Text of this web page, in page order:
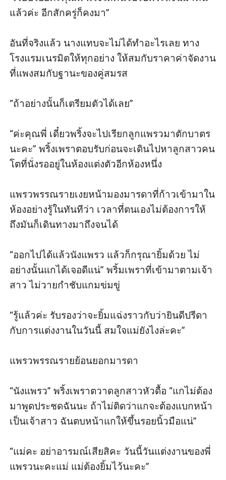
แล้วค่ะ อีกสักครู่ก็คงมา”
อันที่จริงแล้ว นางแทบจะไม่ได้ทำอะไรเลย ทาง
โรงแรมเนรมิตให้ทุกอย่าง ให้สมกับราคาค่าจัดงาน
ที่แพงสมกับฐานะของคู่สมรส
“ถ้าอย่างนั้นก็เตรียมตัวได้เลย”
“ค่ะคุณพี่ เดี๋ยวพริ้งจะไปเรียกลูกแพรวมาตักบาตร
นะคะ” พริ้งเพราตอบรับก่อนจะเดินไปหาลูกสาวคน
โตที่นั่งรออยู่ในห้องแต่งตัวอีกห้องหนึ่ง
แพรวพรรณรายเงยหน้ามองมารดาที่ก้าวเข้ามาใน
ห้องอย่างรู้ในทันทีว่า เวลาที่ตนเองไม่ต้องการให้
ถึงมันก็เดินทางมาถึงจนได้
“ออกไปได้แล้วนังแพรว แล้วก็กรุณายิ้มด้วย ไม่
อย่างนั้นแกได้เจอดีแน่” พริ้มเพราที่เข้ามาตามเจ้า
สาว ไม่วายกำชับแกมข่มขู่
“รู้แล้วค่ะ รับรองว่าจะยิ้มแฉ่งราวกับว่ายินดีปรีดา
กับการแต่งงานในวันนี้ สมใจแม่ยังไงล่ะคะ”
แพรวพรรณรายย้อนยอกมารดา
“นังแพรว” พริ้งเพราตวาดลูกสาวหัวดื้อ “แกไม่ต้อง
มาพูดประชดฉันนะ ถ้าไม่ติดว่าแกจะต้องแบกหน้า
เป็นเจ้าสาว ฉันตบหน้าแกให้ขึ้นรอยนิ้วมือแน่”
“แม่คะ อย่าอารมณ์เสียสิคะ วันนี้วันแต่งงานของพี่
แพรวนะคะแม่ แม่ต้องยิ้มไว้นะคะ”